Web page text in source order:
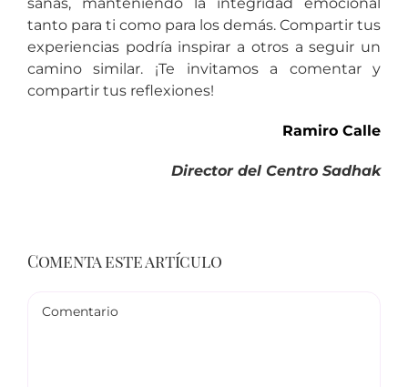
tanto para ti como para los demás. Compartir tus
experiencias podría inspirar a otros a seguir un
camino similar. ¡Te invitamos a comentar y
compartir tus reflexiones!
Ramiro Calle
Director del Centro Sadhak
Comenta este artículo